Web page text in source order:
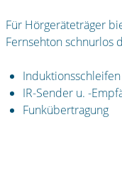
Für Hörgeräteträger
Fernsehton schnurlos
Induktionsschleifen
IR-Sender u. -
Funkübertragung